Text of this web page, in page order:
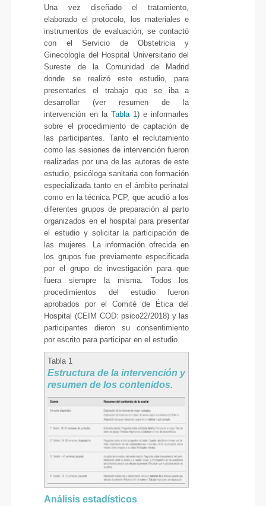
Una vez diseñado el tratamiento,
elaborado el protocolo, los materiales e
instrumentos de evaluación, se contactó
con el Servicio de Obstetricia y
Ginecología del Hospital Universitario del
Sureste de la Comunidad de Madrid
donde se realizó este estudio, para
presentarles el trabajo que se iba a
desarrollar (ver resumen de la
intervención en la Tabla 1) e informarles
sobre el procedimiento de captación de
las participantes. Tanto el reclutamiento
como las sesiones de intervención fueron
realizadas por una de las autoras de este
estudio, psicóloga sanitaria con formación
especializada tanto en el ámbito perinatal
como en la técnica PCP, que acudió a los
diferentes grupos de preparación al parto
organizados en el hospital para presentar
el estudio y solicitar la participación de
las mujeres. La información ofrecida en
los grupos fue previamente especificada
por el grupo de investigación para que
fuera siempre la misma. Todos los
procedimientos del estudio fueron
aprobados por el Comité de Ética del
Hospital (CEIM COD: psico22/2018) y las
participantes dieron su consentimiento
por escrito para participar en el estudio.
Tabla 1
Estructura de la intervención y
resumen de los contenidos.
Análisis estadísticos